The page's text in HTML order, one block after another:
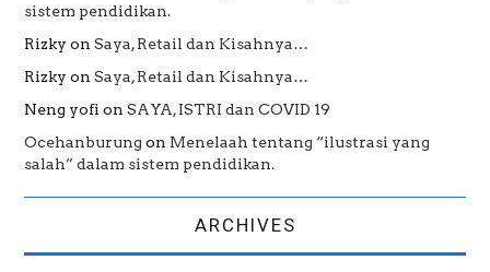
sistem pendidikan.
Rizky onSaya, Retail dan Kisahnya…
Rizky onSaya, Retail dan Kisahnya…
Neng yofi onSAYA, ISTRI dan COVID 19
Ocehanburung on Menelaah tentang “ilustrasi yang
salah” dalam sistem pendidikan.
ARCHIVES